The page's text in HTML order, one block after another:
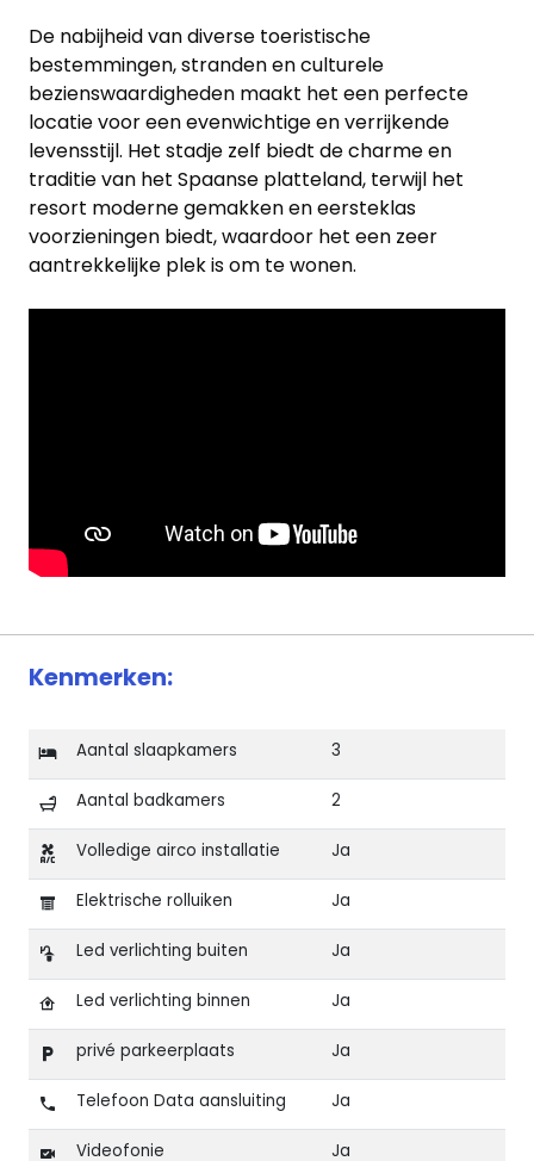
De nabijheid van diverse toeristische
bestemmingen, stranden en culturele
bezienswaardigheden maakt het een perfecte
locatie voor een evenwichtige en verrijkende
levensstijl. Het stadje zelf biedt de charme en
traditie van het Spaanse platteland, terwijl het
resort moderne gemakken en eersteklas
voorzieningen biedt, waardoor het een zeer
aantrekkelijke plek is om te wonen.
Kenmerken:
Aantal slaapkamers 3
Aantal badkamers 2
Volledige airco installatie Ja
Elektrische rolluiken Ja
Led verlichting buiten Ja
Led verlichting binnen Ja
privé parkeerplaats Ja
Telefoon Data aansluiting Ja
Videofonie Ja